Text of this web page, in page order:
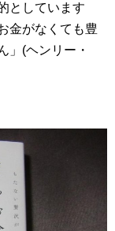
としています
金がなくても豊
」(ヘンリー・